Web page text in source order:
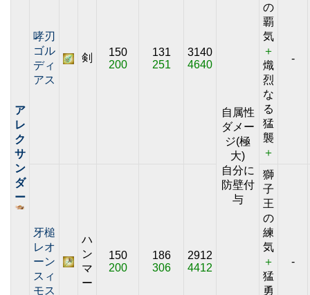
ア
レ
ク
サ
ン
ダ
ー
哮刃
ゴル
ディ
アス
剣
150
200
131
251
3140
4640
自属性
ダメー
ジ(極
大)
自分に
防壁付
与
の
覇
気
＋
熾
烈
な
る
猛
襲
＋
-
牙槌
レオ
ーン
スィ
モス
ハ
ン
マ
ー
150
200
186
306
2912
4412
獅
子
王
の
練
気
＋
猛
勇
-